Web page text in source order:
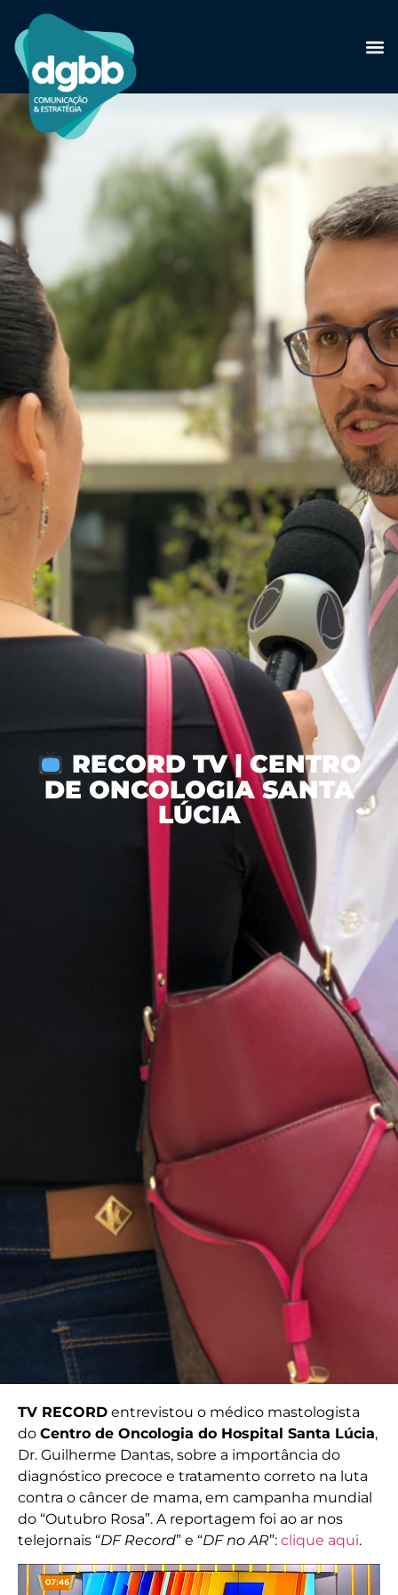
RECORD TV | CENTRO
DE ONCOLOGIA SANTA
LÚCIA
TV RECORD entrevistou o médico mastologista
do Centro de Oncologia do Hospital Santa Lúcia,
Dr. Guilherme Dantas, sobre a importância do
diagnóstico precoce e tratamento correto na luta
contra o câncer de mama, em campanha mundial
do “Outubro Rosa”. A reportagem foi ao ar nos
telejornais “DF Record” e “DF no AR”: clique aqui.
Tocador